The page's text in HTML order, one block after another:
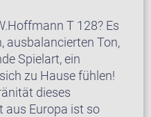
T 128? Es
ausbalancierten Ton,
Spielart, ein
zu Hause fühlen!
dieses
aus Europa ist so